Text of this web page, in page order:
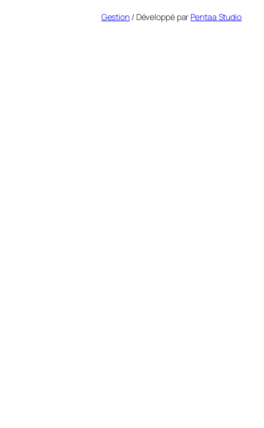
Gestion/ Développé par Pentaa Studio